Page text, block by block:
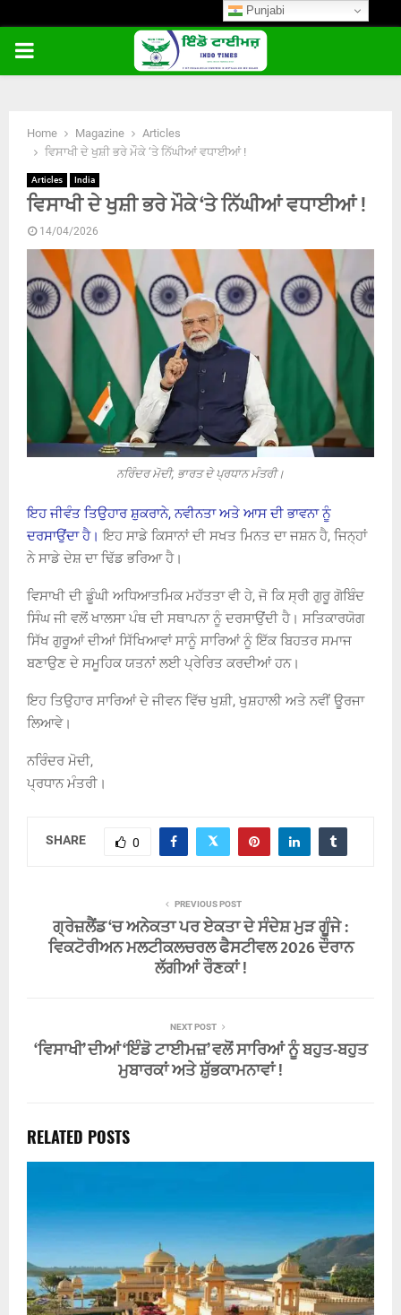
PRIMARY
Home Magazine
Articles
ਵਿਸਾਖੀ ਦੇ ਖੁਸ਼ੀ ਭਰੇ ਮੌਕੇ ‘ਤੇ ਨਿੱਘੀਆਂ ਵਧਾਈਆਂ !
Articles India
ਵਿਸਾਖੀ ਦੇ ਖੁਸ਼ੀ ਭਰੇ ਮੌਕੇ ‘ਤੇ ਨਿੱਘੀਆਂ ਵਧਾਈਆਂ !
14/04/2026
ਨਰਿੰਦਰ ਮੋਦੀ, ਭਾਰਤ ਦੇ ਪ੍ਰਧਾਨ ਮੰਤਰੀ।
ਇਹ ਜੀਵੰਤ ਤਿਉਹਾਰ ਸ਼ੁਕਰਾਨੇ, ਨਵੀਨਤਾ ਅਤੇ ਆਸ ਦੀ ਭਾਵਨਾ ਨੂੰ
ਦਰਸਾਉਂਦਾ ਹੈ। ਇਹ ਸਾਡੇ ਕਿਸਾਨਾਂ ਦੀ ਸਖਤ ਮਿਨਤ ਦਾ ਜਸ਼ਨ ਹੈ, ਜਿਨ੍ਹਾਂ
ਨੇ ਸਾਡੇ ਦੇਸ਼ ਦਾ ਢਿੱਡ ਭਰਿਆ ਹੈ।
ਵਿਸਾਖੀ ਦੀ ਡੂੰਘੀ ਅਧਿਆਤਮਿਕ ਮਹੱਤਤਾ ਵੀ ਹੇ, ਜੋ ਕਿ ਸ੍ਰੀ ਗੁਰੂ ਗੋਬਿੰਦ
ਸਿੰਘ ਜੀ ਵਲੋਂ ਖਾਲਸਾ ਪੰਥ ਦੀ ਸਥਾਪਨਾ ਨੂੰ ਦਰਸਾਉਂਦੀ ਹੈ। ਸਤਿਕਾਰਯੋਗ
ਸਿੱਖ ਗੁਰੂਆਂ ਦੀਆਂ ਸਿੱਖਿਆਵਾਂ ਸਾਨੂੰ ਸਾਰਿਆਂ ਨੂੰ ਇੱਕ ਬਿਹਤਰ ਸਮਾਜ
ਬਣਾਉਣ ਦੇ ਸਮੂਹਿਕ ਯਤਨਾਂ ਲਈ ਪ੍ਰੇਰਿਤ ਕਰਦੀਆਂ ਹਨ।
ਇਹ ਤਿਉਹਾਰ ਸਾਰਿਆਂ ਦੇ ਜੀਵਨ ਵਿੱਚ ਖੁਸ਼ੀ, ਖੁਸ਼ਹਾਲੀ ਅਤੇ ਨਵੀਂ ਊਰਜਾ
ਲਿਆਵੇ।
ਨਰਿੰਦਰ ਮੋਦੀ,
ਪ੍ਰਧਾਨ ਮੰਤਰੀ।
SHARE 0
PREVIOUS POST
ਗ੍ਰੇਜ਼ਲੈਂਡ ‘ਚ ਅਨੇਕਤਾ ਪਰ ਏਕਤਾ ਦੇ ਸੰਦੇਸ਼ ਮੁੜ ਗੂੰਜੇ :
ਵਿਕਟੋਰੀਅਨ ਮਲਟੀਕਲਚਰਲ ਫੈਸਟੀਵਲ 2026 ਦੌਰਾਨ
ਲੱਗੀਆਂ ਰੌਣਕਾਂ !
NEXT POST
‘ਵਿਸਾਖੀ’ ਦੀਆਂ ‘ਇੰਡੋ ਟਾਈਮਜ਼’ ਵਲੋਂ ਸਾਰਿਆਂ ਨੂੰ ਬਹੁਤ-ਬਹੁਤ
ਮੁਬਾਰਕਾਂ ਅਤੇ ਸ਼ੁੱਭਕਾਮਨਾਵਾਂ !
RELATED POSTS
Punjabi